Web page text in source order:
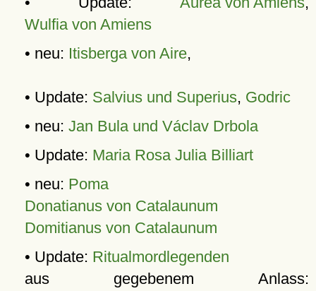
Wulfia von Amiens
• neu: Itisberga von Aire,
• Update: Salvius und Superius, Godric
• neu: Jan Bula und Václav Drbola
• Update: Maria Rosa Julia Billiart
• neu: Poma
Donatianus von Catalaunum
Domitianus von Catalaunum
• Update: Ritualmordlegenden
aus gegebenem Anlass: